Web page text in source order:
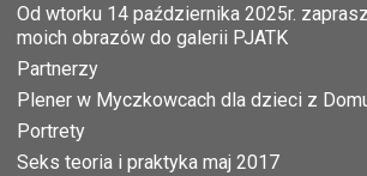
Od wtorku 14 października 2025r.
moich obrazów do galerii PJATK
Partnerzy
Plener w Myczkowcach dla dzieci z
Portrety
Seks teoria i praktyka maj 2017